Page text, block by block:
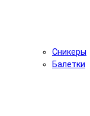
Сникеры
Балетки